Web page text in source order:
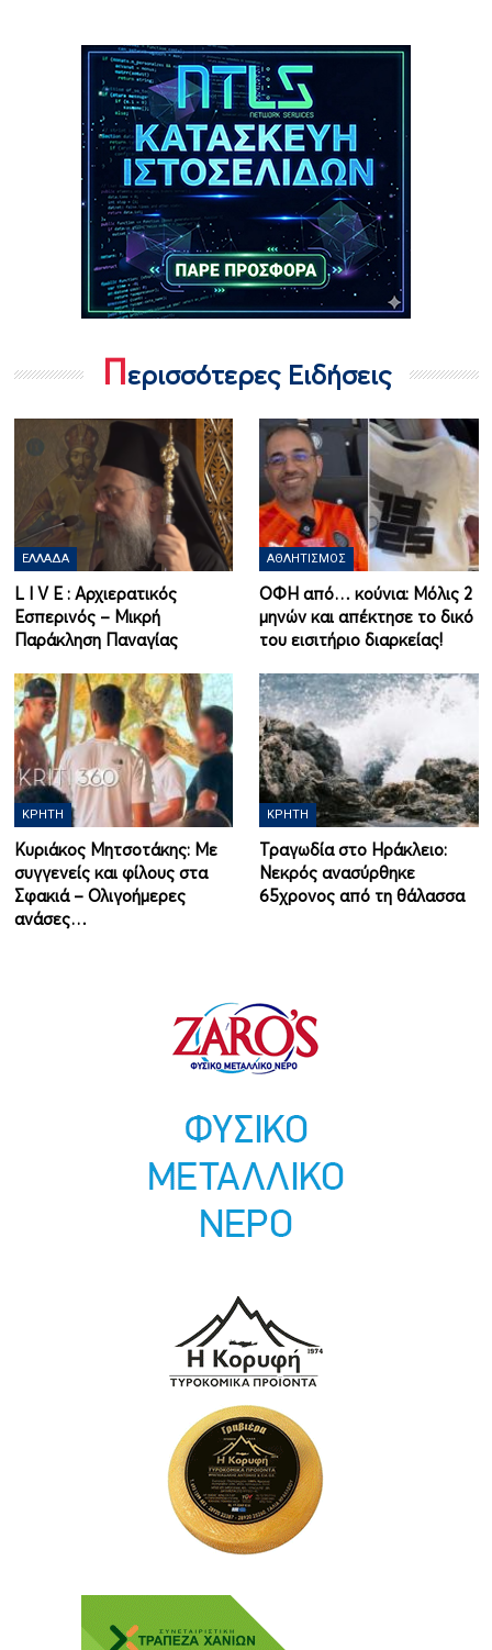
Περισσότερες Ειδήσεις
ΕΛΛΆΔΑ
L I V Ε : Αρχιερατικός
Εσπερινός – Μικρή
Παράκληση Παναγίας
ΑΘΛΗΤΙΣΜΌΣ
ΟΦΗ από… κούνια: Μόλις 2
μηνών και απέκτησε το δικό
του εισιτήριο διαρκείας!
ΚΡΉΤΗ
Κυριάκος Μητσοτάκης: Με
συγγενείς και φίλους στα
Σφακιά – Ολιγοήμερες
ανάσες…
ΚΡΉΤΗ
Τραγωδία στο Ηράκλειο:
Νεκρός ανασύρθηκε
65χρονος από τη θάλασσα